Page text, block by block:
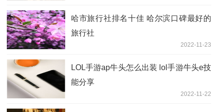
哈市旅行社排名十佳 哈尔滨口碑最好的
旅行社
2022-11-23
LOL手游ap牛头怎么出装 lol手游牛头e技
能分享
2022-11-22